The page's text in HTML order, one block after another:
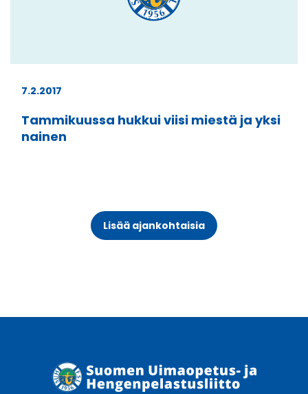
7.2.2017
Tammikuussa hukkui viisi miestä ja yksi
nainen
Lisää ajankohtaisia